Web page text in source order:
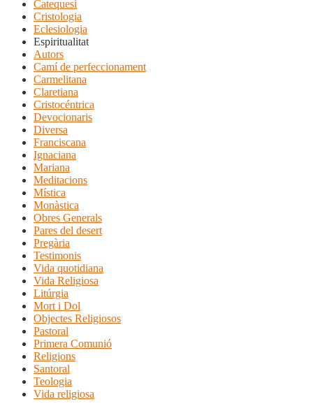
Catequesi
Cristologia
Eclesiologia
Espiritualitat
Autors
Camí de perfeccionament
Carmelitana
Claretiana
Cristocéntrica
Devocionaris
Diversa
Franciscana
Ignaciana
Mariana
Meditacions
Mística
Monàstica
Obres Generals
Pares del desert
Pregària
Testimonis
Vida quotidiana
Vida Religiosa
Litúrgia
Mort i Dol
Objectes Religiosos
Pastoral
Primera Comunió
Religions
Santoral
Teologia
Vida religiosa